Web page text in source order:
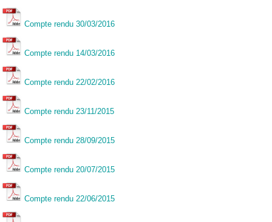
Compte rendu 30/03/2016
Compte rendu 14/03/2016
Compte rendu 22/02/2016
Compte rendu 23/11/2015
Compte rendu 28/09/2015
Compte rendu 20/07/2015
Compte rendu 22/06/2015